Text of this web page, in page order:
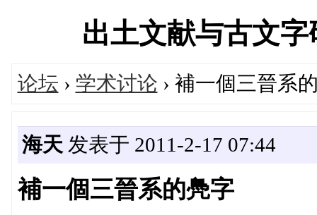
出土文献与古文
论坛 › 学术讨论 › 補一個三晉系
海天 发表于 2011-2-17 07:44
補一個三晉系的鳧字